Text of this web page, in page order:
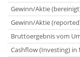
Gewinn/Aktie
Gewinn/Aktie
Bruttoergebnis vom
Cashflow (Investing) in